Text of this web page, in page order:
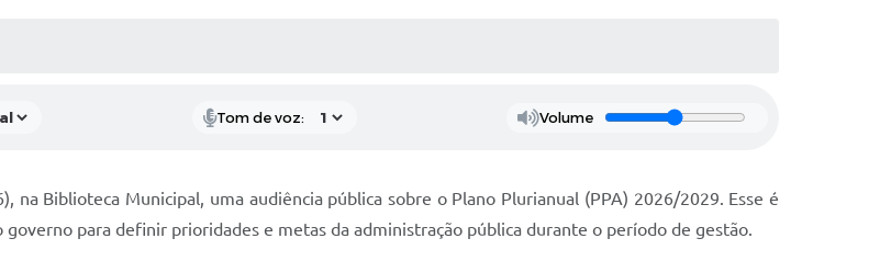
Tom de voz: Volume
Biblioteca Municipal, uma audiência pública sobre o Plano Plurianual (PPA) 2026/2029. Esse é
para definir prioridades e metas da administração pública durante o período de gestão.